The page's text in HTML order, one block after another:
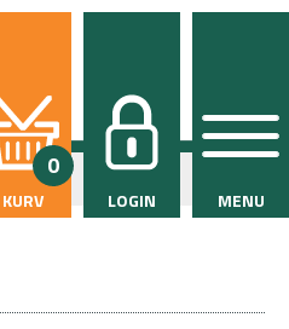
0
KURV LOGIN MENU